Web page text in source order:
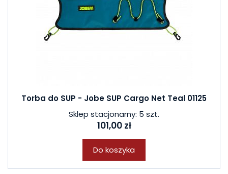
Torba do SUP - Jobe SUP Cargo Net Teal 01125
Sklep stacjonarny: 5 szt.
101,00 zł
Do koszyka